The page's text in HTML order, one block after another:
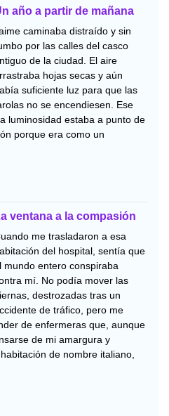
año a partir de mañana
caminaba distraído y sin
por las calles del casco
de la ciudad. El aire
hojas secas y aún
suficiente luz para que las
no se encendiesen. Ese
luminosidad estaba a punto de
porque era como un
ventana a la compasión
me trasladaron a esa
del hospital, sentía que
mundo entero conspiraba
mí. No podía mover las
destrozadas tras un
de tráfico, pero me
de enfermeras que, aunque
de mi amargura y
de nombre italiano,